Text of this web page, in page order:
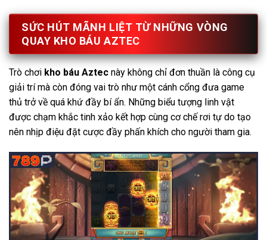
SỨC HÚT MÃNH LIỆT TỪ NHỮNG VÒNG
QUAY KHO BÁU AZTEC
Trò chơi kho báu Aztec này không chỉ đơn thuần là công cụ
giải trí mà còn đóng vai trò như một cánh cổng đưa game
thủ trở về quá khứ đầy bí ẩn. Những biểu tượng linh vật
được chạm khắc tinh xảo kết hợp cùng cơ chế rơi tự do tạo
nên nhịp điệu đặt cược đầy phấn khích cho người tham gia.